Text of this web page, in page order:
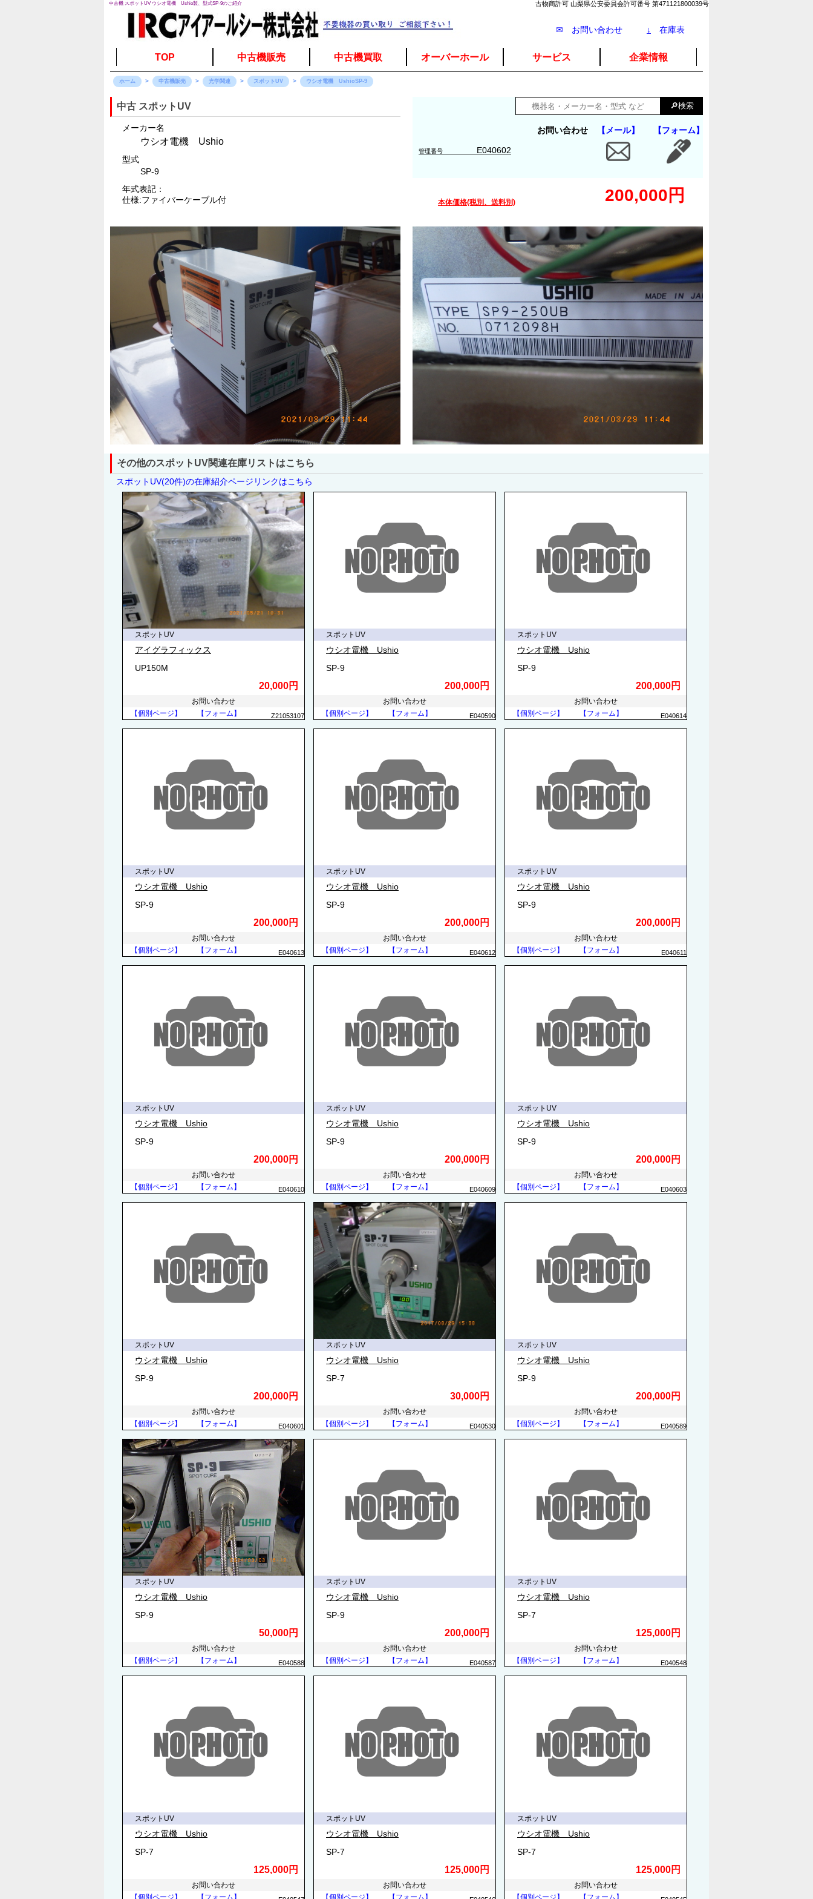
中古機 スポットUV ウシオ電機 Ushio製、型式SP-9のご紹介 古物商許可 山梨県公安委員会許可番号 第471121800039号
✉ お問い合わせ ↓ 在庫表
TOP 中古機販売 中古機買取 オーバーホール サービス 企業情報
ホーム 中古機販売 光学関連 スポットUV ウシオ電機 UshioSP-9
お問い合わせ 【メール】 【フォーム】
管理番号 E040602
中古 スポットUV
メーカー名
ウシオ電機 Ushio
型式
SP-9
年式表記：
仕様:ファイバーケーブル付
本体価格(税別、送料別) 200,000円
その他のスポットUV関連在庫リストはこちら
スポットUV(20件)の在庫紹介ページリンクはこちら
スポットUV
アイグラフィックス
UP150M
20,000円
お問い合わせ
【個別ページ】
【フォーム】 Z21053107
スポットUV
ウシオ電機 Ushio
SP-9
200,000円
お問い合わせ
【個別ページ】
【フォーム】 E040590
スポットUV
ウシオ電機 Ushio
SP-9
200,000円
お問い合わせ
【個別ページ】
【フォーム】 E040614
スポットUV
ウシオ電機 Ushio
SP-9
200,000円
お問い合わせ
【個別ページ】
【フォーム】 E040613
スポットUV
ウシオ電機 Ushio
SP-9
200,000円
お問い合わせ
【個別ページ】
【フォーム】 E040612
スポットUV
ウシオ電機 Ushio
SP-9
200,000円
お問い合わせ
【個別ページ】
【フォーム】 E040611
スポットUV
ウシオ電機 Ushio
SP-9
200,000円
お問い合わせ
【個別ページ】
【フォーム】 E040610
スポットUV
ウシオ電機 Ushio
SP-9
200,000円
お問い合わせ
【個別ページ】
【フォーム】 E040609
スポットUV
ウシオ電機 Ushio
SP-9
200,000円
お問い合わせ
【個別ページ】
【フォーム】 E040603
スポットUV
ウシオ電機 Ushio
SP-9
200,000円
お問い合わせ
【個別ページ】
【フォーム】 E040601
スポットUV
ウシオ電機 Ushio
SP-7
30,000円
お問い合わせ
【個別ページ】
【フォーム】 E040530
スポットUV
ウシオ電機 Ushio
SP-9
200,000円
お問い合わせ
【個別ページ】
【フォーム】 E040589
スポットUV
ウシオ電機 Ushio
SP-9
50,000円
お問い合わせ
【個別ページ】
【フォーム】 E040588
スポットUV
ウシオ電機 Ushio
SP-9
200,000円
お問い合わせ
【個別ページ】
【フォーム】 E040587
スポットUV
ウシオ電機 Ushio
SP-7
125,000円
お問い合わせ
【個別ページ】
【フォーム】 E040548
スポットUV
ウシオ電機 Ushio
SP-7
125,000円
お問い合わせ
【個別ページ】
【フォーム】
スポットUV
ウシオ電機 Ushio
SP-7
125,000円
お問い合わせ
【個別ページ】
【フォーム】
スポットUV
ウシオ電機 Ushio
SP-7
125,000円
お問い合わせ
【個別ページ】
【フォーム】